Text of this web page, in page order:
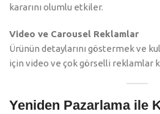
kararını olumlu etkiler.
Video ve Carousel Reklamlar
Ürünün detaylarını göstermek ve
için video ve çok görselli reklamlar
Yeniden Pazarlama ile